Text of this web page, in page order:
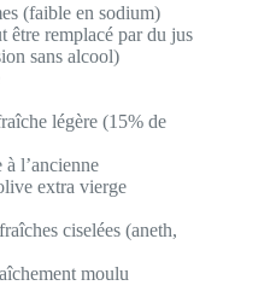
(faible en sodium)
être remplacé par du jus
sans alcool)
légère (15% de
l’ancienne
extra vierge
ciselées (aneth,
moulu